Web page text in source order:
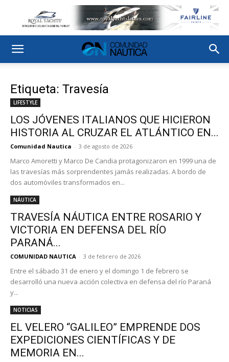
Etiqueta: Travesía
LIFESTYLE
LOS JÓVENES ITALIANOS QUE HICIERON
HISTORIA AL CRUZAR EL ATLÁNTICO EN...
Comunidad Nautica - 3 de agosto de 2026
Marco Amoretti y Marco De Candia protagonizaron en 1999 una de
las travesías más sorprendentes jamás realizadas. A bordo de
dos automóviles transformados en...
NÁUTICA
TRAVESÍA NÁUTICA ENTRE ROSARIO Y
VICTORIA EN DEFENSA DEL RÍO
PARANÁ...
COMUNIDAD NAUTICA - 3 de febrero de 2026
Entre el sábado 31 de enero y el domingo 1 de febrero se
desarrolló una nueva acción colectiva en defensa del río Paraná
y...
NOTICIAS
EL VELERO “GALILEO” EMPRENDE DOS
EXPEDICIONES CIENTÍFICAS Y DE
MEMORIA EN...